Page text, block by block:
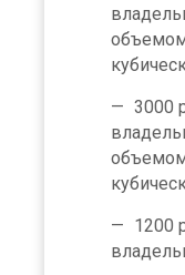
3000
1200